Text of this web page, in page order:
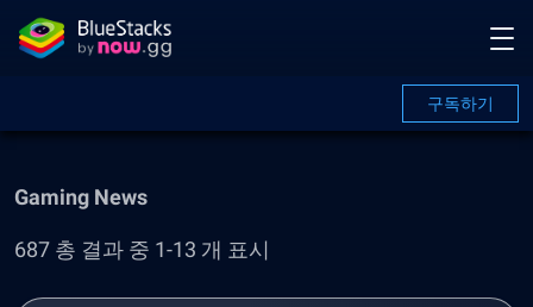
구독하기
Gaming News
687 총 결과 중 1-13 개 표시